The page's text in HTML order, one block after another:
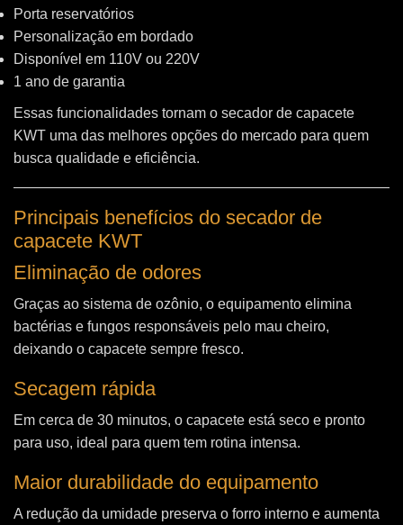
Porta reservatórios
Personalização em bordado
Disponível em 110V ou 220V
1 ano de garantia
Essas funcionalidades tornam o secador de capacete
KWT uma das melhores opções do mercado para quem
busca qualidade e eficiência.
Principais benefícios do secador de
capacete KWT
Eliminação de odores
Graças ao sistema de ozônio, o equipamento elimina
bactérias e fungos responsáveis pelo mau cheiro,
deixando o capacete sempre fresco.
Secagem rápida
Em cerca de 30 minutos, o capacete está seco e pronto
para uso, ideal para quem tem rotina intensa.
Maior durabilidade do equipamento
A redução da umidade preserva o forro interno e aumenta